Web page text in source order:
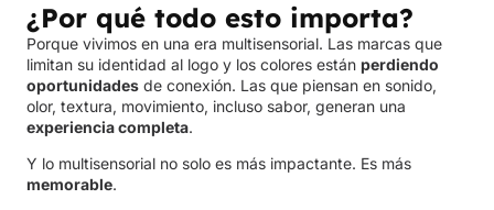
¿Por qué todo esto importa?
Porque vivimos en una era multisensorial. Las marcas que
limitan su identidad al logo y los colores están perdiendo
oportunidades de conexión. Las que piensan en sonido,
olor, textura, movimiento, incluso sabor, generan una
experiencia completa.
Y lo multisensorial no solo es más impactante. Es más
memorable.